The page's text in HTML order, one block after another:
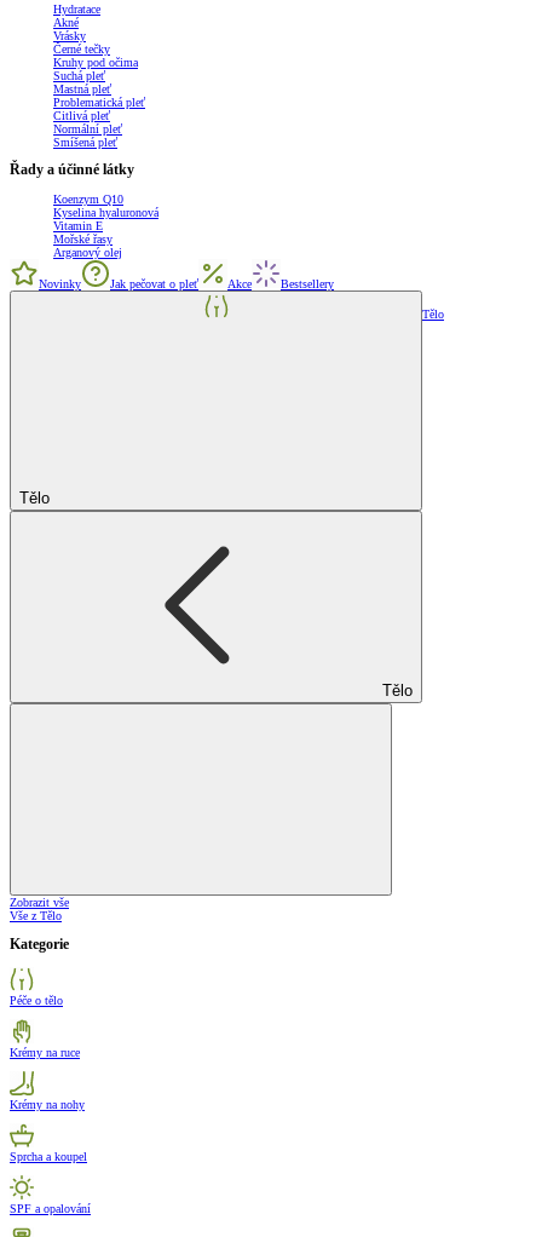
Hydratace
Akné
Vrásky
Černé tečky
Kruhy pod očima
Suchá pleť
Mastná pleť
Problematická pleť
Citlivá pleť
Normální pleť
Smíšená pleť
Řady a účinné látky
Koenzym Q10
Kyselina hyaluronová
Vitamin E
Mořské řasy
Arganový olej
Novinky Jak pečovat o pleť Akce Bestsellery
Tělo
Tělo
Tělo
Zobrazit vše
Vše z Tělo
Kategorie
Péče o tělo
Krémy na ruce
Krémy na nohy
Sprcha a koupel
SPF a opalování